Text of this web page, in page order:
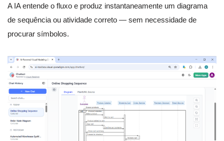
A IA entende o fluxo e produz instantaneamente um diagrama
de sequência ou atividade correto — sem necessidade de
procurar símbolos.